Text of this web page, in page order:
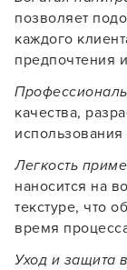
позволяет
каждого
предпочтения
качества,
использования
Легкость
наносится на
текстуре, что
время
Уход и защита